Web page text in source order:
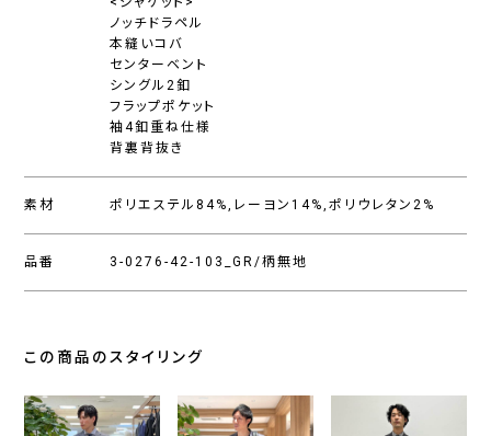
ノッチドラペル
本縫いコバ
センターベント
シングル2釦
フラップポケット
袖4釦重ね仕様
背裏背抜き
素材 ポリエステル84%,レーヨン14%,ポリウレタン2%
品番 3-0276-42-103_GR/柄無地
この商品のスタイリング